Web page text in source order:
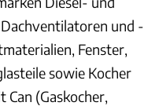
Dachventilatoren und -
Fenster,
sowie Kocher
Can (Gaskocher,